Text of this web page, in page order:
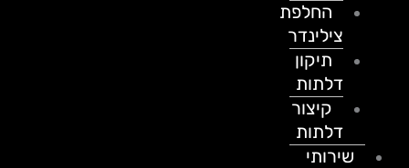
החלפת
צילינדר
תיקון
דלתות
קיצור
דלתות
שירותי